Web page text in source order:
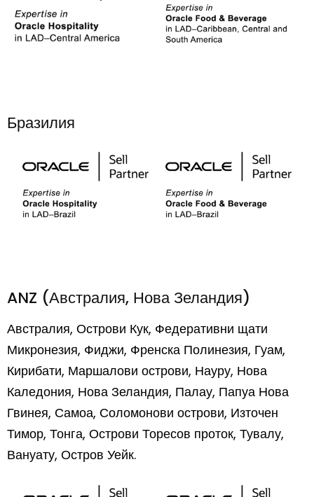
Бразилия
ANZ (Австралия, Нова Зеландия)
Австралия, Острови Кук, Федеративни щати
Микронезия, Фиджи, Френска Полинезия, Гуам,
Кирибати, Маршалови острови, Науру, Нова
Каледония, Нова Зеландия, Палау, Папуа Нова
Гвинея, Самоа, Соломонови острови, Източен
Тимор, Тонга, Острови Торесов проток, Тувалу,
Вануату, Остров Уейк.